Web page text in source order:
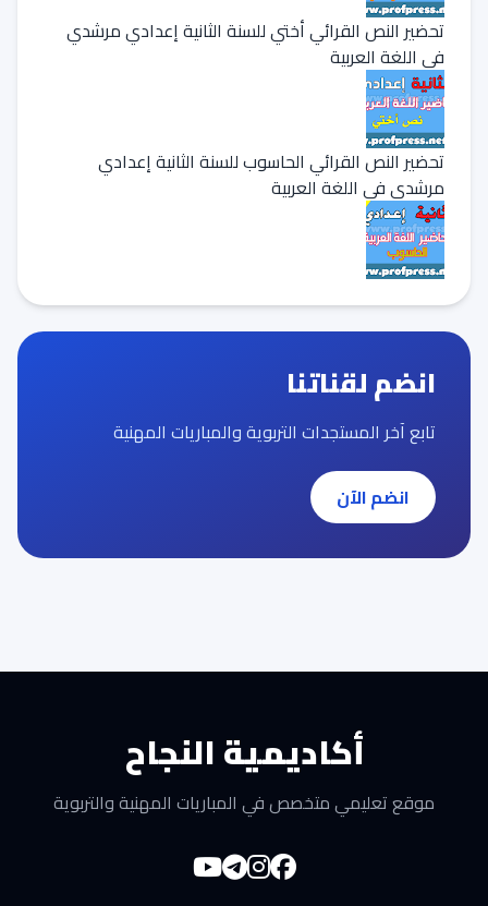
تحضير النص القرائي أختي للسنة الثانية إعدادي مرشدي
في اللغة العربية
تحضير النص القرائي الحاسوب للسنة الثانية إعدادي
مرشدي في اللغة العربية
انضم لقناتنا
تابع آخر المستجدات التربوية والمباريات المهنية
انضم الآن
أكاديمية النجاح
موقع تعليمي متخصص في المباريات المهنية والتربوية